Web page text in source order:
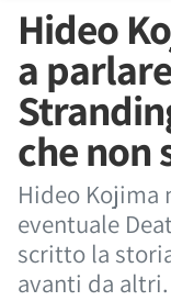
Hideo
a
che non
Hideo Kojima
eventuale
scritto la
avanti da altri.